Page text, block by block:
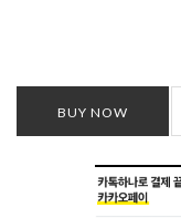
BUY NOW